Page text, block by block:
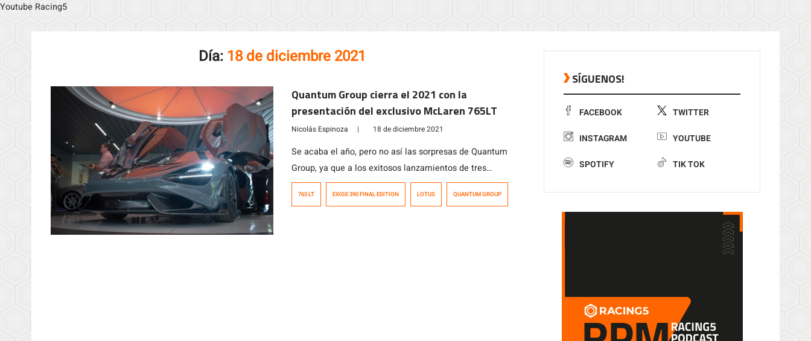
Youtube Racing5
Día: 18 de diciembre 2021
Quantum Group cierra el 2021 con la
presentación del exclusivo McLaren 765LT
Nicolás Espinoza | 18 de diciembre 2021
Se acaba el año, pero no así las sorpresas de Quantum
Group, ya que a los exitosos lanzamientos de tres
modelos de Lotus: Elise Sport 240, el Elise Cup 250 y del
Exige 390, y el primer SUV de Aston Martin el DBX,
765 LT EXIGE 390 FINAL EDITION LOTUS QUANTUM GROUP
SÍGUENOS!
FACEBOOK TWITTER
INSTAGRAM YOUTUBE
SPOTIFY TIK TOK